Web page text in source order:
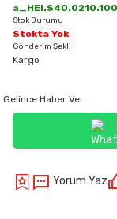
a_HEI.S40.0210.100
Stok Durumu
Stokta Yok
Gönderim Şekli
Kargo
Gelince Haber Ver
Yorum Yaz